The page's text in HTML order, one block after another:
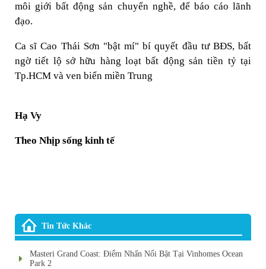
môi giới bất động sản chuyển nghề, để báo cáo lãnh
đạo.
Ca sĩ Cao Thái Sơn "bật mí" bí quyết đầu tư BĐS, bất
ngờ tiết lộ sở hữu hàng loạt bất động sản tiền tỷ tại
Tp.HCM và ven biển miền Trung
Hạ Vy
Theo Nhịp sống kinh tế
Tin Tức Khác
Masteri Grand Coast: Điểm Nhấn Nổi Bật Tại Vinhomes Ocean
Park 2